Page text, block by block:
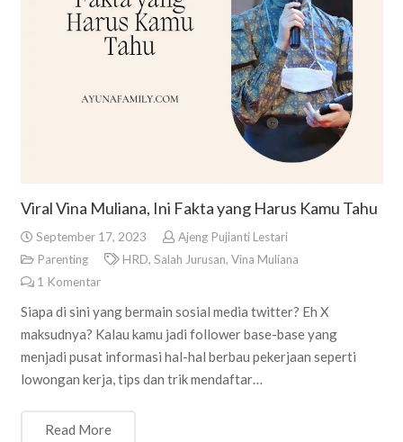
Viral Vina Muliana, Ini Fakta yang Harus Kamu Tahu
September 17, 2023
Ajeng Pujianti Lestari
Parenting
HRD, Salah Jurusan, Vina Muliana
1 Komentar
Siapa di sini yang bermain sosial media twitter? Eh X
maksudnya? Kalau kamu jadi follower base-base yang
menjadi pusat informasi hal-hal berbau pekerjaan seperti
lowongan kerja, tips dan trik mendaftar…
Read More